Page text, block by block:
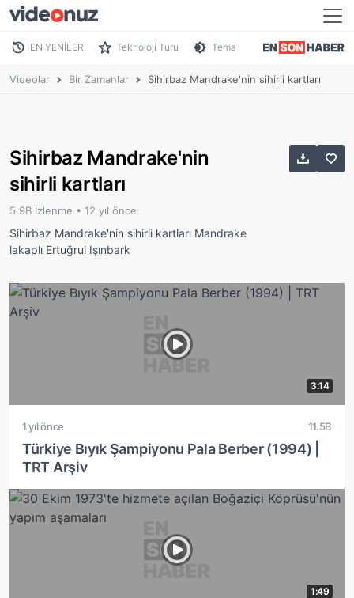
EN YENİLER Teknoloji Turu Tema
Videolar Bir Zamanlar Sihirbaz Mandrake'nin sihirli kartları
Sihirbaz Mandrake'nin
sihirli kartları
5.9B İzlenme • 12 yıl önce
Sihirbaz Mandrake'nin sihirli kartları Mandrake
lakaplı Ertuğrul Işınbark
3:14
1 yıl önce 11.5B
Türkiye Bıyık Şampiyonu Pala Berber (1994) |
TRT Arşiv
1:49